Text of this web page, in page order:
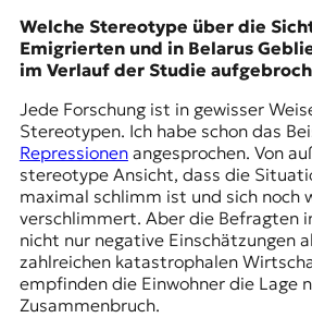
Welche Stereotype über die
Emigrierten und in Belarus
im Verlauf der Studie
Jede Forschung ist in gewisser
Stereotypen. Ich habe schon das
Repressionenangesprochen. Von
stereotype Ansicht, dass die
maximal schlimm ist und sich noch
verschlimmert. Aber die Befragten
nicht nur negative Einschätzungen
zahlreichen katastrophalen
empfinden die Einwohner die Lage
Zusammenbruch.